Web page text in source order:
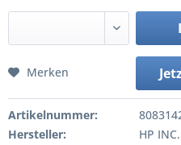
Merken
Artikelnummer:
Hersteller:
HP INC.